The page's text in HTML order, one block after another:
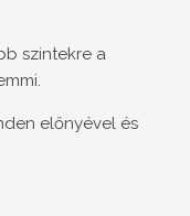
szintekre a
előnyével és